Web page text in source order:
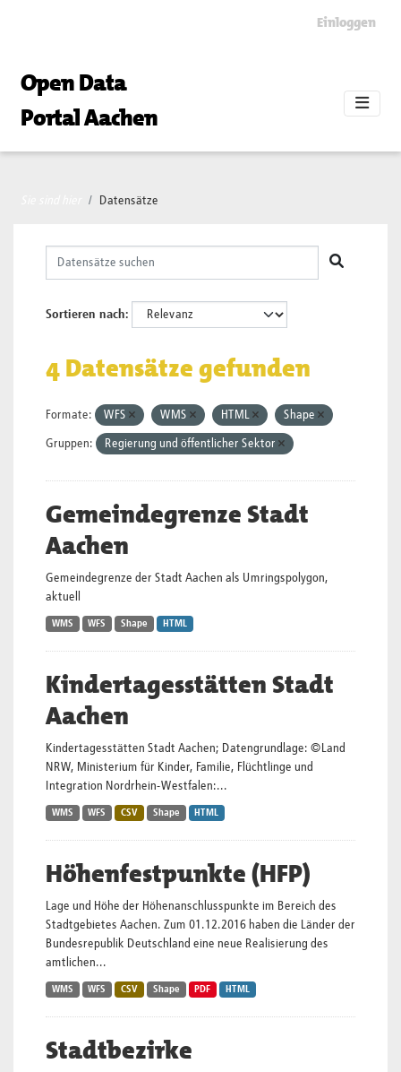
Einloggen
Open Data
Portal Aachen
Datensätze
Sortieren nach
4 Datensätze gefunden
Formate: WFS WMS HTML Shape
Gruppen: Regierung und öffentlicher Sektor
Gemeindegrenze Stadt
Aachen
Gemeindegrenze der Stadt Aachen als Umringspolygon,
aktuell
WMS WFS Shape HTML
Kindertagesstätten Stadt
Aachen
Kindertagesstätten Stadt Aachen; Datengrundlage: ©Land
NRW, Ministerium für Kinder, Familie, Flüchtlinge und
Integration Nordrhein-Westfalen:...
WMS WFS CSV Shape HTML
Höhenfestpunkte (HFP)
Lage und Höhe der Höhenanschlusspunkte im Bereich des
Stadtgebietes Aachen. Zum 01.12.2016 haben die Länder der
Bundesrepublik Deutschland eine neue Realisierung des
amtlichen...
WMS WFS CSV Shape PDF HTML
Stadtbezirke